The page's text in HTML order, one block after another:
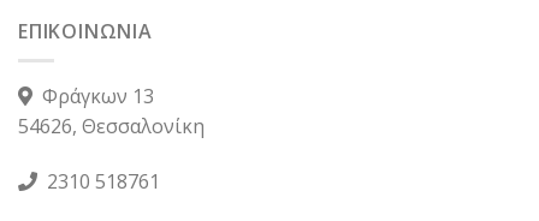
ΕΠΙΚΟΙΝΩΝΙΑ
Φράγκων 13
54626, Θεσσαλονίκη
2310 518761